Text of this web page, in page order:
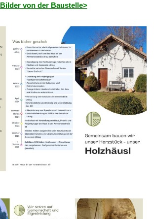
Bilder von der Baustelle>